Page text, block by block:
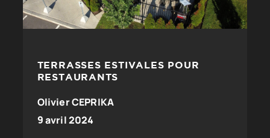
TERRASSES ESTIVALES POUR
RESTAURANTS
Olivier CEPRIKA
9 avril 2024